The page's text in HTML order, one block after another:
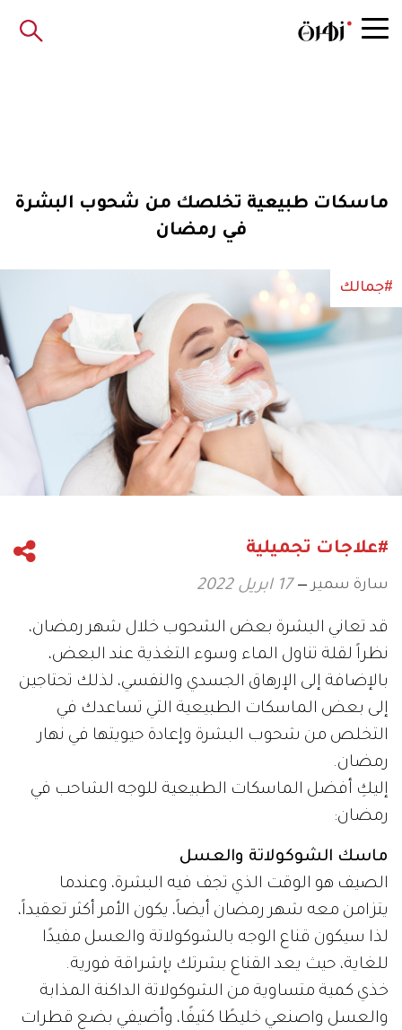
ماسكات طبيعية تخلصك من شحوب البشرة
في رمضان
#جمالك
#علاجات تجميلية
سارة سمير 17 ابريل 2022
قد تعاني البشرة بعض الشحوب خلال شهر رمضان،
نظراً لقلة تناول الماء وسوء التغذية عند البعض،
بالإضافة إلى الإرهاق الجسدي والنفسي، لذلك تحتاجين
إلى بعض الماسكات الطبيعية التي تساعدك في
التخلص من شحوب البشرة وإعادة حيويتها في نهار
رمضان.
إليكِ أفضل الماسكات الطبيعية للوجه الشاحب في
رمضان:
ماسك الشوكولاتة والعسل
الصيف هو الوقت الذي تجف فيه البشرة، وعندما
يتزامن معه شهر رمضان أيضاً، يكون الأمر أكثر تعقيداً،
لذا سيكون قناع الوجه بالشوكولاتة والعسل مفيدًا
للغاية، حيث يعد القناع بشرتك بإشراقة فورية.
خذي كمية متساوية من الشوكولاتة الداكنة المذابة
والعسل واصنعي خليطًا كثيفًا، وأضيفي بضع قطرات